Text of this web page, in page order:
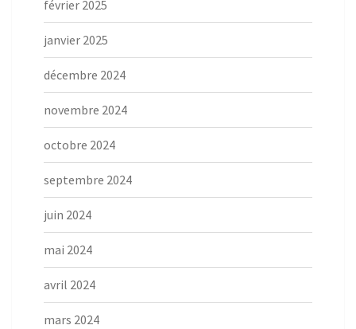
février 2025
janvier 2025
décembre 2024
novembre 2024
octobre 2024
septembre 2024
juin 2024
mai 2024
avril 2024
mars 2024